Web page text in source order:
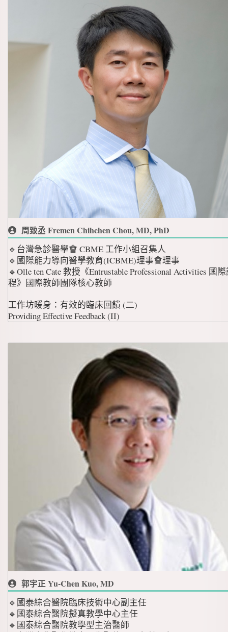
周致丞 Fremen Chihchen Chou, MD, PhD
🔹台灣急診醫學會 CBME 工作小組召集人
🔹國際能力導向醫學教育(ICBME)理事會理事
🔹Olle ten Cate 教授《Entrustable Professional Activities 國
程》國際教師團隊核心教師
工作坊暖身：有效的臨床回饋 (二)
Providing Effective Feedback (II)
郭宇正 Yu-Chen Kuo, MD
🔹國泰綜合醫院臨床技術中心副主任
🔹國泰綜合醫院擬真教學中心主任
🔹國泰綜合醫院教學型主治醫師